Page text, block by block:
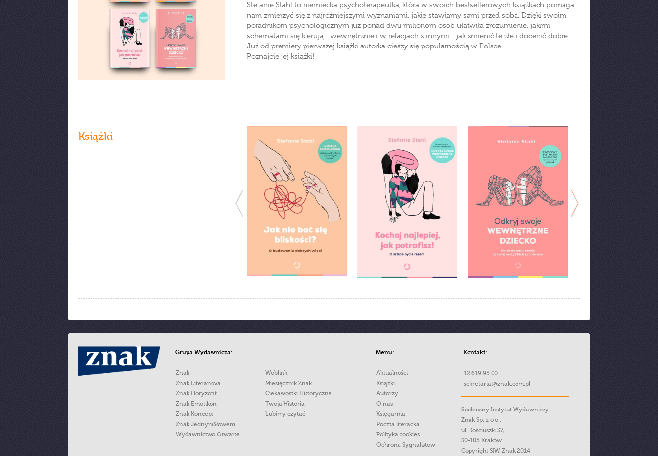
Stefanie Stahl to niemiecka psychoterapeutka, która w swoich bestsellerowych książkach pomaga
nam zmierzyć się z najróżniejszymi wyznaniami, jakie stawiamy sami przed sobą. Dzięki swoim
poradnikom psychologicznym już ponad dwu milionom osób ułatwiła zrozumienie, jakimi
schematami się kierują - wewnętrznie i w relacjach z innymi - jak zmienić te złe i docenić dobre.
Już od premiery pierwszej książki autorka cieszy się popularnością w Polsce.
Poznajcie jej książki!
Książki
Grupa Wydawnicza:
Znak
Znak Literanova
Znak Horyzont
Znak Emotikon
Znak Koncept
Znak JednymSłowem
Wydawnictwo Otwarte
Woblink
Miesięcznik Znak
Ciekawostki Historyczne
Twoja Historia
Lubimy czytać
Menu:
Aktualności
Książki
Autorzy
O nas
Księgarnia
Poczta literacka
Polityka cookies
Ochrona Sygnalistow
Kontakt:
12 619 95 00
sekretariat@znak.com.pl
Społeczny Instytut Wydawniczy
Znak Sp. z o.o.,
ul. Kościuszki 37,
30-105 Kraków
Copyright SIW Znak 2014